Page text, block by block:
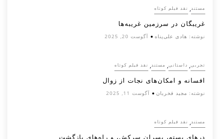
مستند, نقد فیلم کوتاه
غریبگان در سرزمین غریبه‌ها
نوشته: هادی علی‌پناه آگوست 20, 2025
تجربی, داستانی, مستند, نقد فیلم کوتاه
افسانه‌ و امکان‌های نجات از زوال
نوشته: مجید فخریان آگوست 11, 2025
مستند, نقد فیلم کوتاه
درهای بسته، پسران سرکش، و راه‌های بازگشت